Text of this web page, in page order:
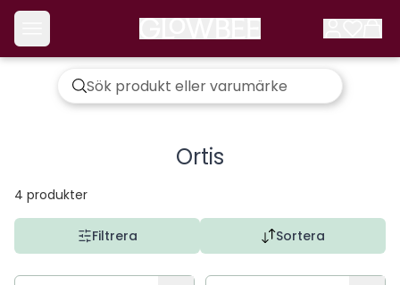
Ortis
4 produkter
Filtrera Sortera